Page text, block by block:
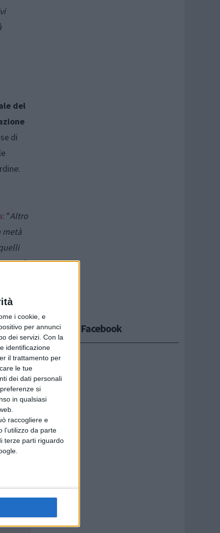
i cookie, e
per annunci
dei servizi. Con la
identificazione
il trattamento per
le tue
dei dati personali
si
in qualsiasi
raccogliere e
da parte
terze parti riguardo
del
di
: "Altro
metà
fosse
Seguici su Facebook